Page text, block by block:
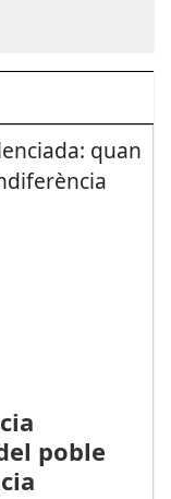
poble